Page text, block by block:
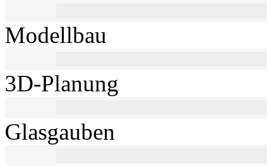
Modellbau
3D-Planung
Glasgauben